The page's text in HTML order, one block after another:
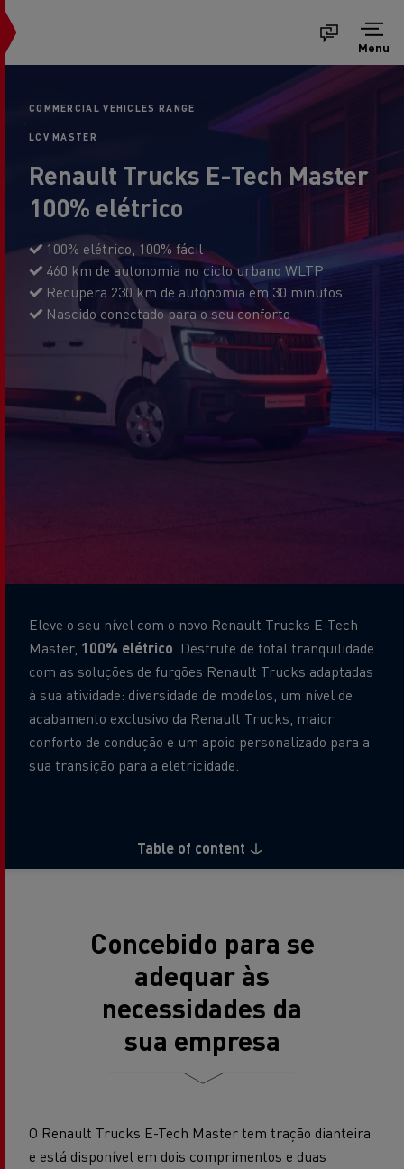
Menu
COMMERCIAL VEHICLES RANGE
LCV MASTER
Renault Trucks E-Tech Master
100% elétrico
100% elétrico, 100% fácil
460 km de autonomia no ciclo urbano WLTP
Recupera 230 km de autonomia em 30 minutos
Nascido conectado para o seu conforto
Eleve o seu nível com o novo Renault Trucks E-Tech
Master, 100% elétrico . Desfrute de total tranquilidade
com as soluções de furgões Renault Trucks adaptadas
à sua atividade: diversidade de modelos, um nível de
acabamento exclusivo da Renault Trucks, maior
conforto de condução e um apoio personalizado para a
sua transição para a eletricidade.
Table of content
Concebido para se
adequar às
necessidades da
sua empresa
O Renault Trucks E-Tech Master tem tração dianteira
e está disponível em dois comprimentos e duas